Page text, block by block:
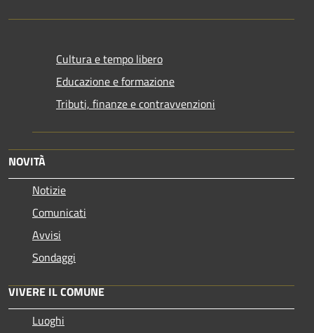
Cultura e tempo libero
Educazione e formazione
Tributi, finanze e contravvenzioni
NOVITÀ
Notizie
Comunicati
Avvisi
Sondaggi
VIVERE IL COMUNE
Luoghi